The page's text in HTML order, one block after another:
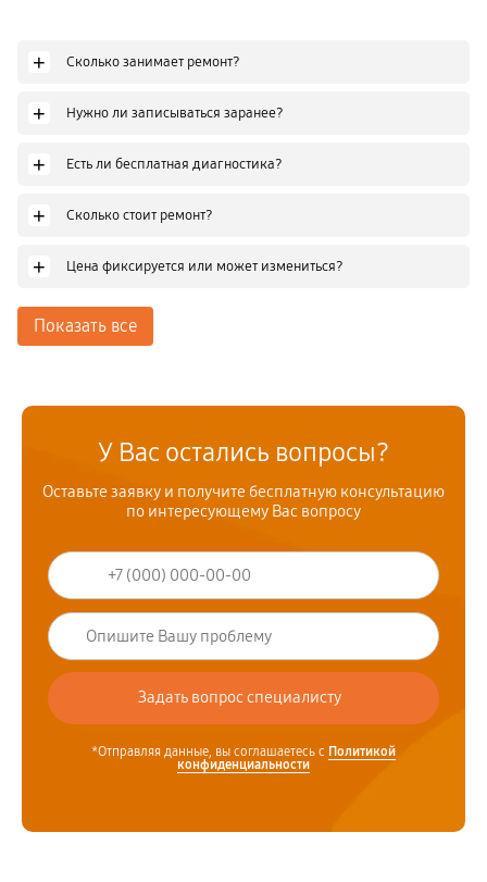
+ Сколько занимает ремонт?
+ Нужно ли записываться заранее?
+ Есть ли бесплатная диагностика?
+ Сколько стоит ремонт?
+ Цена фиксируется или может измениться?
Показать все
У Вас остались вопросы?
Оставьте заявку и получите бесплатную консультацию
по интересующему Вас вопросу
*Отправляя данные, вы соглашаетесь с Политикой
конфиденциальности